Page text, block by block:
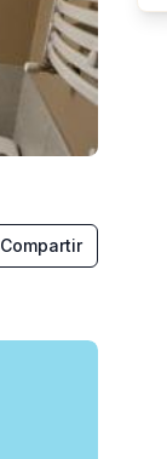
Compartir